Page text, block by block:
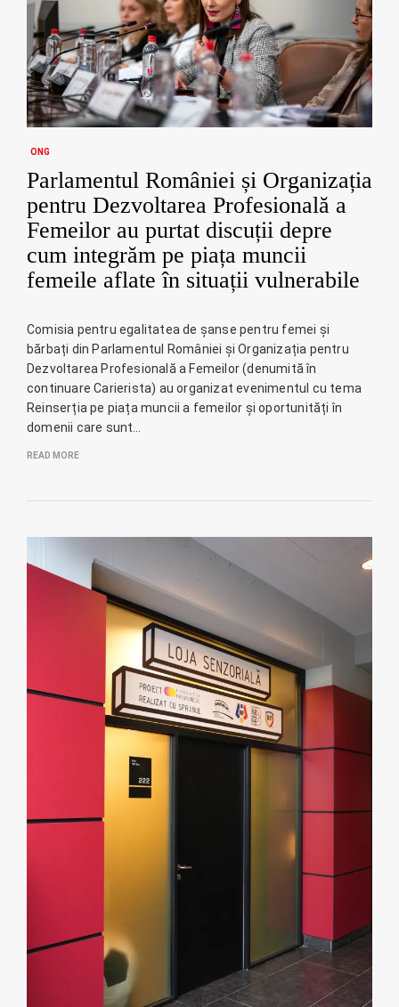
ONG
Parlamentul României și Organizația
pentru Dezvoltarea Profesională a
Femeilor au purtat discuții depre
cum integrăm pe piața muncii
femeile aflate în situații vulnerabile
Comisia pentru egalitatea de șanse pentru femei și
bărbați din Parlamentul României și Organizația pentru
Dezvoltarea Profesională a Femeilor (denumită în
continuare Carierista) au organizat evenimentul cu tema
Reinserția pe piața muncii a femeilor și oportunități în
domenii care sunt…
READ MORE